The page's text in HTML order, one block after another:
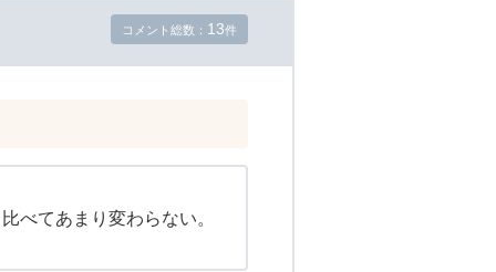
コメント総数： 13件
べてあまり変わらない。